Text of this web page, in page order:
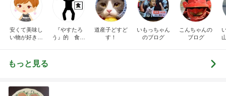
安くて美味し
い物が好き☆
『やすたろ
う』的 食の
道産子どすど
す！
いもっちゃん
のブログ
こんちゃんの
ブログ
もっと見る